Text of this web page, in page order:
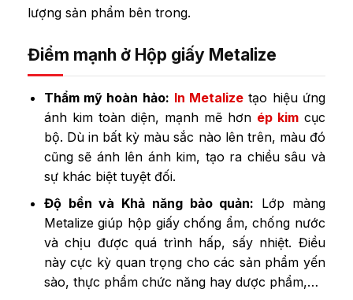
lượng sản phẩm bên trong.
Điểm mạnh ở Hộp giấy Metalize
Thẩm mỹ hoàn hảo: In Metalize tạo hiệu ứng
ánh kim toàn diện, mạnh mẽ hơn ép kim cục
bộ. Dù in bất kỳ màu sắc nào lên trên, màu đó
cũng sẽ ánh lên ánh kim, tạo ra chiều sâu và
sự khác biệt tuyệt đối.
Độ bền và Khả năng bảo quản: Lớp màng
Metalize giúp hộp giấy chống ẩm, chống nước
và chịu được quá trình hấp, sấy nhiệt. Điều
này cực kỳ quan trọng cho các sản phẩm yến
sào, thực phẩm chức năng hay dược phẩm,…